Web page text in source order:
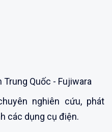
Quốc - Fujiwara
nghiên cứu, phát
các dụng cụ điện.